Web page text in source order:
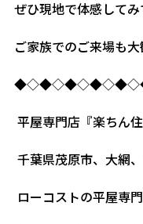
ぜひ現地で体感して
ご家族でのご来場も大
平屋専門店『楽ちん住
千葉県茂原市、大網
ローコストの平屋専